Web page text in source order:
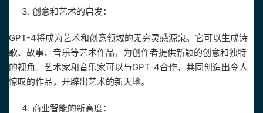
创意和艺术的启发：
GPT-4将成为艺术和创意领域的无穷灵感源泉。它可以生成诗
歌、故事、音乐等艺术作品，为创作者提供新颖的创意和独特
的视角。艺术家和音乐家可以与GPT-4合作，共同创造出令人
惊叹的作品，开辟出艺术的新天地。
商业智能的新高度：